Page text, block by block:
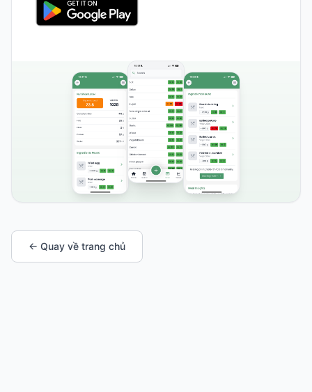
← Quay về trang chủ